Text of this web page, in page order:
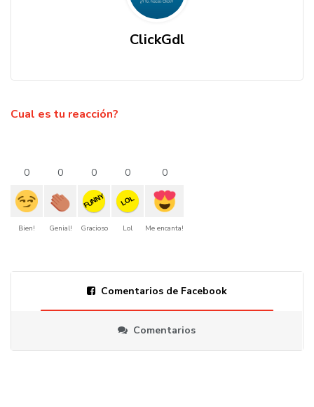
ClickGdl
Cual es tu reacción?
0
Bien!
0
Genial!
0
FUNNY
Gracioso
0
LOL
Lol
0
Me encanta!
Comentarios de Facebook
Comentarios